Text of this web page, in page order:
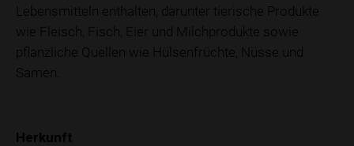
Lebensmitteln enthalten, darunter tierische Produkte
wie Fleisch, Fisch, Eier und Milchprodukte sowie
pflanzliche Quellen wie Hülsenfrüchte, Nüsse und
Samen.
Herkunft